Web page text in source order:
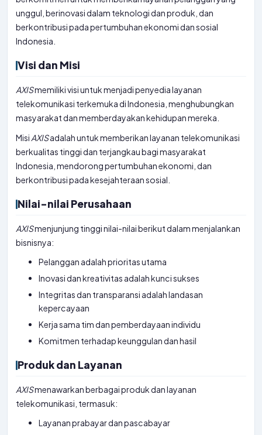
unggul, berinovasi dalam teknologi dan produk, dan
berkontribusi pada pertumbuhan ekonomi dan sosial
Indonesia.
Visi dan Misi
AXISmemiliki visi untuk menjadi penyedia layanan
telekomunikasi terkemuka di Indonesia, menghubungkan
masyarakat dan memberdayakan kehidupan mereka.
Misi AXISadalah untuk memberikan layanan telekomunikasi
berkualitas tinggi dan terjangkau bagi masyarakat
Indonesia, mendorong pertumbuhan ekonomi, dan
berkontribusi pada kesejahteraan sosial.
Nilai-nilai Perusahaan
AXISmenjunjung tinggi nilai-nilai berikut dalam menjalankan
bisnisnya:
Pelanggan adalah prioritas utama
Inovasi dan kreativitas adalah kunci sukses
Integritas dan transparansi adalah landasan
kepercayaan
Kerja sama tim dan pemberdayaan individu
Komitmen terhadap keunggulan dan hasil
Produk dan Layanan
AXISmenawarkan berbagai produk dan layanan
telekomunikasi, termasuk:
Layanan prabayar dan pascabayar